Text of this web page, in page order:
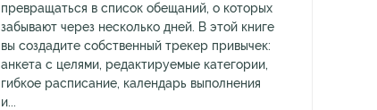
превращаться в список обещаний, о которых
забывают через несколько дней. В этой книге
вы создадите собственный трекер привычек:
анкета с целями, редактируемые категории,
гибкое расписание, календарь выполнения
и...